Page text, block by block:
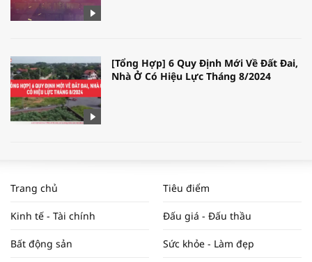
[Tổng Hợp] 6 Quy Định Mới Về Đất Đai,
Nhà Ở Có Hiệu Lực Tháng 8/2024
NAM NĂM 2024 VÀ NĂM 2025 | NHỊP
ĐẬP THỊ TRƯỜNG #62
Trang chủ Tiêu điểm
Kinh tế - Tài chính Đấu giá - Đấu thầu
Bất động sản Sức khỏe - Làm đẹp